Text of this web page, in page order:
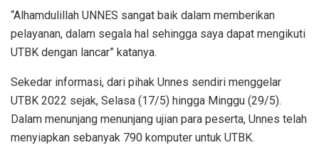
“Alhamdulillah UNNES sangat baik dalam memberikan
pelayanan, dalam segala hal sehingga saya dapat mengikuti
UTBK dengan lancar” katanya.
Sekedar informasi, dari pihak Unnes sendiri menggelar
UTBK 2022 sejak, Selasa (17/5) hingga Minggu (29/5).
Dalam menunjang menunjang ujian para peserta, Unnes telah
menyiapkan sebanyak 790 komputer untuk UTBK.